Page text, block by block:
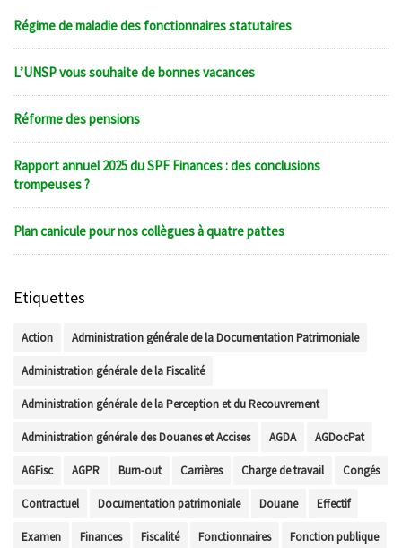
Régime de maladie des fonctionnaires statutaires
L’UNSP vous souhaite de bonnes vacances
Réforme des pensions
Rapport annuel 2025 du SPF Finances : des conclusions
trompeuses ?
Plan canicule pour nos collègues à quatre pattes
Etiquettes
Action Administration générale de la Documentation Patrimoniale
Administration générale de la Fiscalité
Administration générale de la Perception et du Recouvrement
Administration générale des Douanes et Accises AGDA AGDocPat
AGFisc AGPR Burn-out Carrières Charge de travail Congés
Contractuel Documentation patrimoniale Douane Effectif
Examen Finances Fiscalité Fonctionnaires Fonction publique